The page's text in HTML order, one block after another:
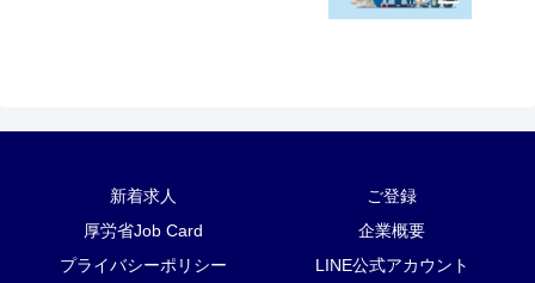
新着求人
ご登録
厚労省Job Card
企業概要
プライバシーポリシー
LINE公式アカウント